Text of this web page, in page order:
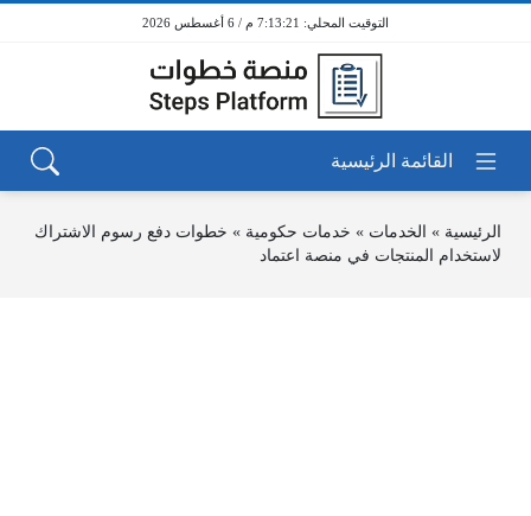
7:13:21 م / 6 أغسطس 2026
الرئيسية » الخدمات » خدمات حكومية » خطوات دفع رسوم الاشتراك
لاستخدام المنتجات في منصة اعتماد